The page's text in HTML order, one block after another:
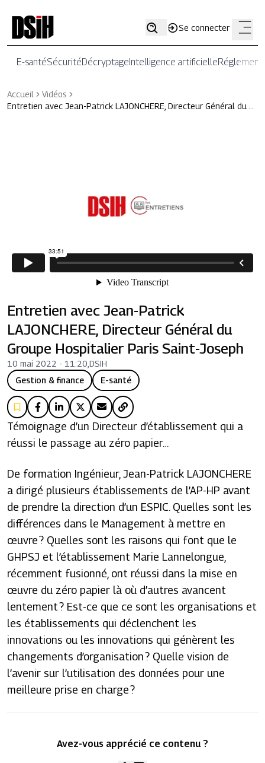
Se connecter
E-santéSécuritéDécryptageIntelligence artificielle
Accueil
Vidéos
Entretien avec Jean-Patrick LAJONCHERE, Directeur Général du …
Entretien avec Jean-Patrick
LAJONCHERE, Directeur Général du
Groupe Hospitalier Paris Saint-Joseph
10 mai 2022 - 11:20 DSIH
Gestion & finance
E-santé
Témoignage d’un Directeur d’établissement qui a
réussi le passage au zéro papier…
De formation Ingénieur, Jean-Patrick LAJONCHERE
a dirigé plusieurs établissements de l’AP-HP avant
de prendre la direction d’un ESPIC. Quelles sont les
différences dans le Management à mettre en
œuvre ? Quelles sont les raisons qui font que le
GHPSJ et l’établissement Marie Lannelongue,
récemment fusionné, ont réussi dans la mise en
œuvre du zéro papier là où d’autres avancent
lentement ? Est-ce que ce sont les organisations et
les établissements qui déclenchent les
innovations ou les innovations qui génèrent les
changements d’organisation ? Quelle vision de
l’avenir sur l’utilisation des données pour une
meilleure prise en charge ?
Avez-vous apprécié ce contenu ?